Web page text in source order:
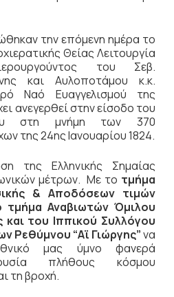
την επόμενη ημέρα το
Θείας Λειτουργία
του Σεβ.
και Αυλοποτάμου κ.κ.
Ναό Ευαγγελισμού της
ανεγερθεί στην είσοδο του
στη μνήμη των 370
της 24ης Ιανουαρίου 1824.
της Ελληνικής Σημαίας
μέτρων. Με το τμήμα
& Αποδόσεων τιμών
Αναβιωτών Όμιλου
του Ιππικού Συλλόγου
Ρεθύμνου “Αϊ Γιώργης”να
μας ύμνο φανερά
πλήθους κόσμου
τη βροχή.